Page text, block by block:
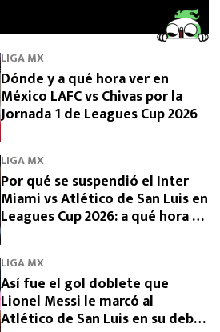
LIGA MX
Dónde y a qué hora ver en
México LAFC vs Chivas por la
Jornada 1 de Leagues Cup 2026
LIGA MX
Por qué se suspendió el Inter
Miami vs Atlético de San Luis en
Leagues Cup 2026: a qué hora se
LIGA MX
Así fue el gol doblete que
Lionel Messi le marcó al
Atlético de San Luis en su debut